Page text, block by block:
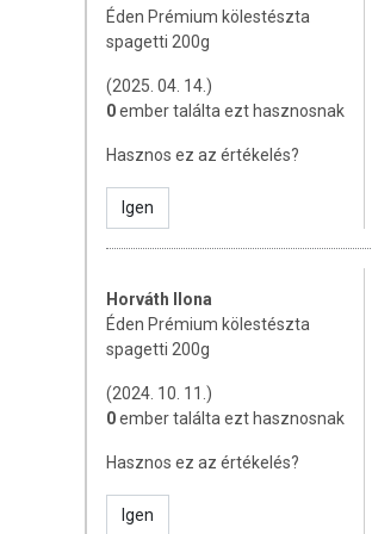
Forgalmazza: Naturtrade Hungary Kft.
Származási hely: Magyarország
Az oldalunkon lévő adatokat
termékfotókat, tápérték-, összetétel-,
értékek eltérhetnek az élelmiszerek
csomagolásán találják meg.
Éden Prémium kölestészta
spagetti 200g
(2025. 04. 14.)
0ember találta ezt hasznosnak
Hasznos ez az értékelés?
Igen
Horváth Ilona
Éden Prémium kölestészta
spagetti 200g
(2024. 10. 11.)
0ember találta ezt hasznosnak
Hasznos ez az értékelés?
Igen